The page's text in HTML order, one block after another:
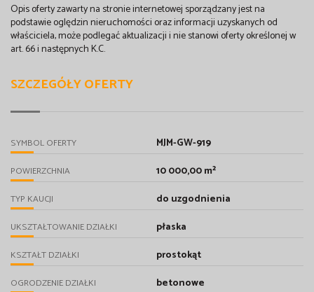
Opis oferty zawarty na stronie internetowej sporządzany jest na
podstawie oględzin nieruchomości oraz informacji uzyskanych od
właściciela, może podlegać aktualizacji i nie stanowi oferty określonej w
art. 66 i następnych K.C.
SZCZEGÓŁY OFERTY
SYMBOL OFERTY MJM-GW-919
POWIERZCHNIA 10 000,00 m²
TYP KAUCJI do uzgodnienia
UKSZTAŁTOWANIE DZIAŁKI płaska
KSZTAŁT DZIAŁKI prostokąt
OGRODZENIE DZIAŁKI betonowe